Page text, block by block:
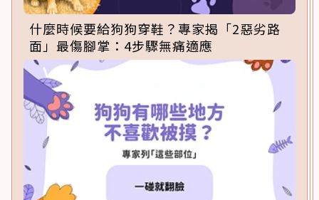
什麼時候要給狗狗穿鞋？專家揭「2惡劣路
面」最傷腳掌：4步驟無痛適應